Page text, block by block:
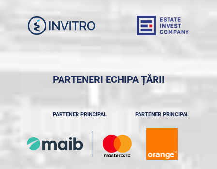
PARTENERI ECHIPA ȚĂRII
PARTENER PRINCIPAL PARTENER PRINCIPAL